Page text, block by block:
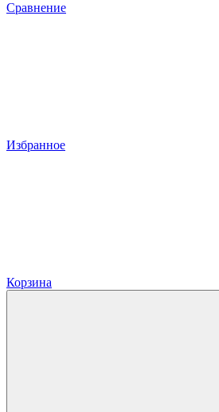
Сравнение
Избранное
Корзина